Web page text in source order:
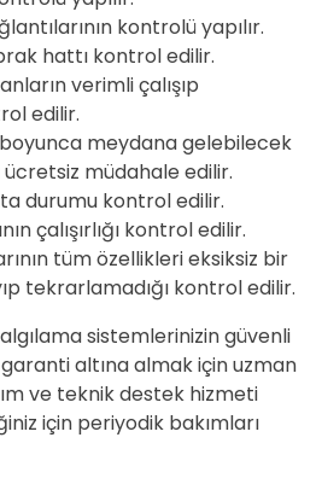
kontrolü yapılır.
hattı kontrol edilir.
verimli çalışıp
edilir.
meydana gelebilecek
müdahale edilir.
durumu kontrol edilir.
çalışırlığı kontrol edilir.
tüm özellikleri eksiksiz bir
tekrarlamadığı kontrol edilir.
sistemlerinizin güvenli
garanti altına almak için uzman
ve teknik destek hizmeti
için periyodik bakımları